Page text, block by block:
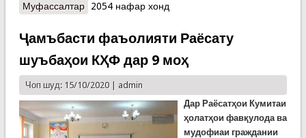
Муфассалтаро “Рӯзи дарҳои боз” дар Кӯлоб. Хонандагон
2054 нафар хонд
Ҷамъбасти фаъолияти Раёсату
шуъбаҳои КҲФ дар 9 моҳ
Чоп шуд: 15/10/2020 | admin
Дар Раёсатҳои Кумитаи
ҳолатҳои фавқулодава
мудофиаи граждании